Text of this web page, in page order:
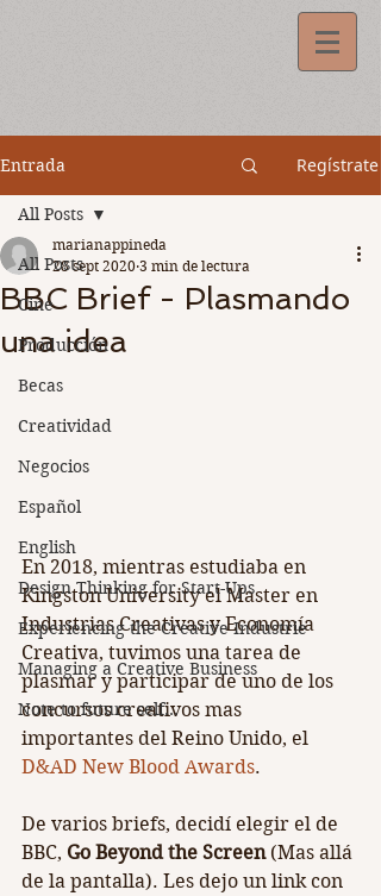
Entrada Regístrate
All Posts
Cine
Producción
Becas
Creatividad
Negocios
Español
English
Design Thinking for Start-Ups
Experiencing the Creative Industrie
Managing a Creative Business
Note to future self...
All Posts
BBC Brief - Plasmando
una idea
marianappineda
28 sept 2020 3 min de lectura
En 2018, mientras estudiaba en
Kingston University el Master en
Industrias Creativas y Economía
Creativa, tuvimos una tarea de
plasmar y participar de uno de los
concursos creativos mas
importantes del Reino Unido, el
D&AD New Blood Awards.
De varios briefs, decidí elegir el de
BBC, Go Beyond the Screen (Mas allá
de la pantalla). Les dejo un link con